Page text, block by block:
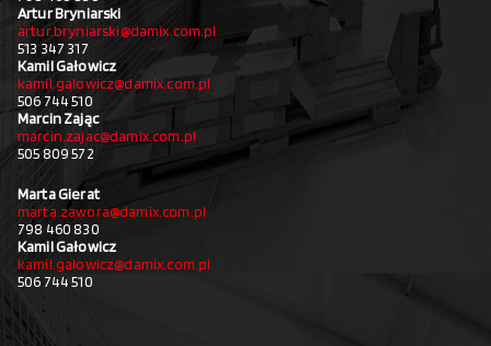
Artur Bryniarski
artur.bryniarski@damix.com.pl
513 347 317
Kamil Gałowicz
kamil.galowicz@damix.com.pl
506 744 510
Marcin Zając
marcin.zajac@damix.com.pl
505 809 572
Marta Gierat
marta.zawora@damix.com.pl
798 460 830
Kamil Gałowicz
kamil.galowicz@damix.com.pl
506 744 510